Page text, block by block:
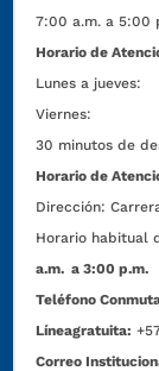
7:00 a.m. a 5:00
Horario de
Lunes a jueves:
Viernes: 7:00
30 minutos de
Horario de
Dirección:
Horario habitual
a.m. a 3:00 p.m.
Teléfono
Líneagratuita:
Correo